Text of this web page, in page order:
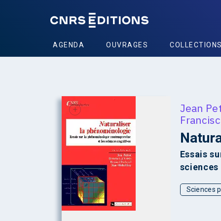
AGENDA OUVRAGES
+
Jean
Essais
Sciences